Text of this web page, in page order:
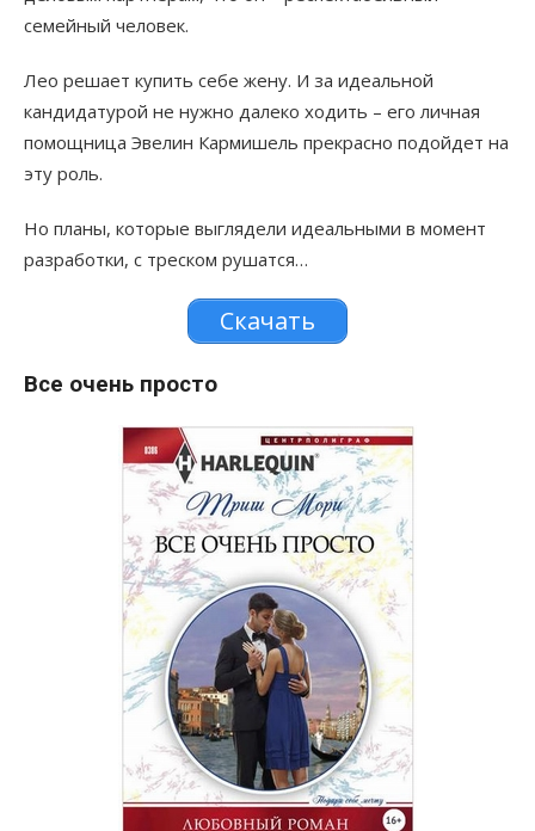
семейный человек.
Лео решает купить себе жену. И за идеальной
кандидатурой не нужно далеко ходить – его личная
помощница Эвелин Кармишель прекрасно подойдет на
эту роль.
Но планы, которые выглядели идеальными в момент
разработки, с треском рушатся…
Скачать
Все очень просто